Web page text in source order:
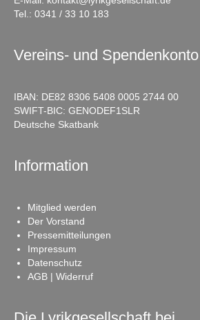
Tel.: 0341 / 33 10 183
Vereins- und Spendenkonto
IBAN: DE82 8306 5408 0005 2744 00
SWIFT-BIC: GENODEF1SLR
Deutsche Skatbank
Information
Mitglied werden
Der Vorstand
Pressemitteilungen
Impressum
Datenschutz
AGB | Widerruf